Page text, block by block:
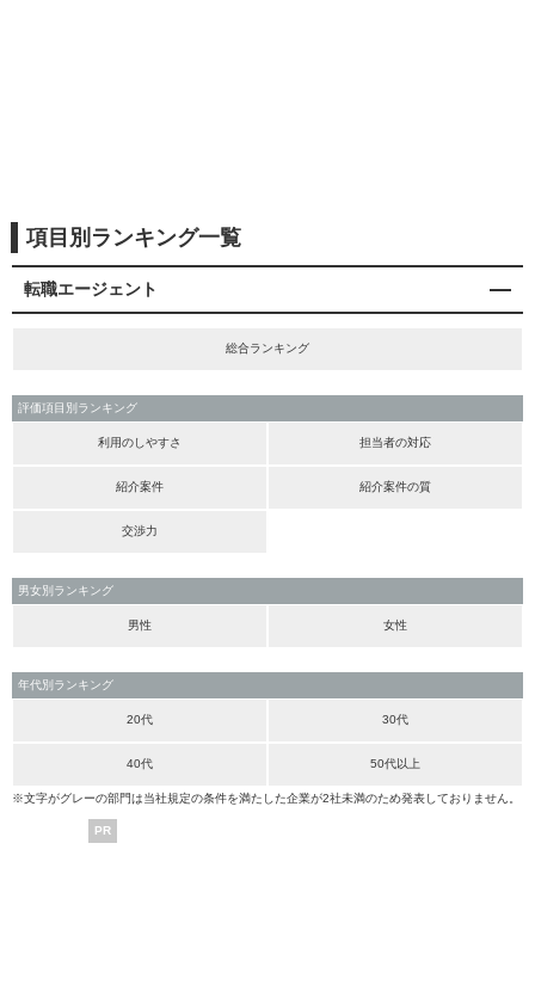
項目別ランキング一覧
転職エージェント
総合ランキング
評価項目別ランキング
利用のしやすさ 担当者の対応
紹介案件 紹介案件の質
交渉力
男女別ランキング
男性 女性
年代別ランキング
20代 30代
40代 50代以上
※文字がグレーの部門は当社規定の条件を満たした企業が2社未満のため発表しておりません。
PR